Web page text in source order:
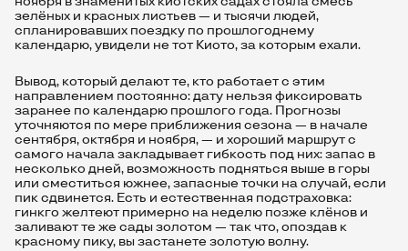
зелёных и красных листьев — и тысячи людей,
спланировавших поездку по прошлогоднему
календарю, увидели не тот Киото, за которым ехали.
Вывод, который делают те, кто работает с этим
направлением постоянно: дату нельзя фиксировать
заранее по календарю прошлого года. Прогнозы
уточняются по мере приближения сезона — в начале
сентября, октября и ноября, — и хороший маршрут с
самого начала закладывает гибкость под них: запас в
несколько дней, возможность подняться выше в горы
или сместиться южнее, запасные точки на случай, если
пик сдвинется. Есть и естественная подстраховка:
гинкго желтеют примерно на неделю позже клёнов и
заливают те же сады золотом — так что, опоздав к
красному пику, вы застанете золотую волну.